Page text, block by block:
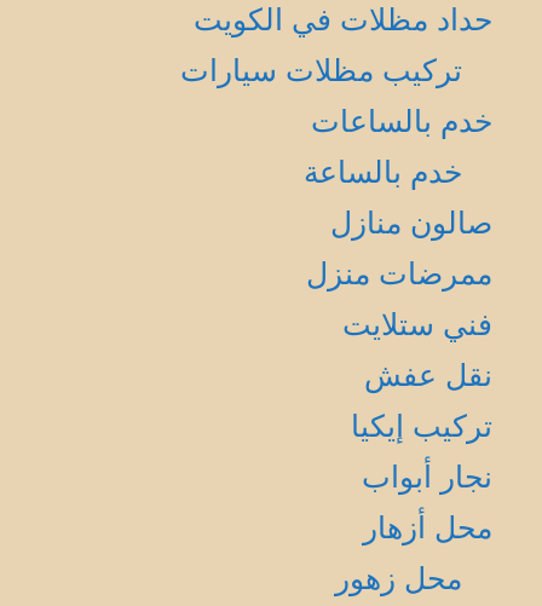
حداد مظلات في الكويت
تركيب مظلات سيارات
خدم بالساعات
خدم بالساعة
صالون منازل
ممرضات منزل
فني ستلايت
نقل عفش
تركيب إيكيا
نجار أبواب
محل أزهار
محل زهور